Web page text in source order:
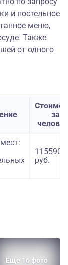
по запросу
и постельное
меню,
Также
от одного
за
115590
руб.
Еще 16 фото